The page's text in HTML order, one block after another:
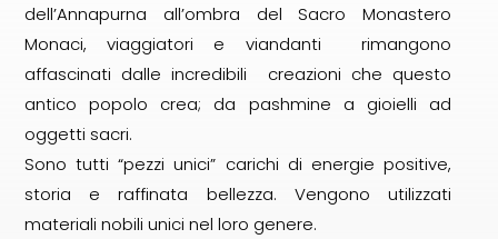
dell’Annapurna all’ombra del Sacro Monastero
Monaci, viaggiatori e viandanti rimangono
affascinati dalle incredibili creazioni che questo
antico popolo crea; da pashmine a gioielli ad
oggetti sacri.
Sono tutti “pezzi unici” carichi di energie positive,
storia e raffinata bellezza. Vengono utilizzati
materiali nobili unici nel loro genere.